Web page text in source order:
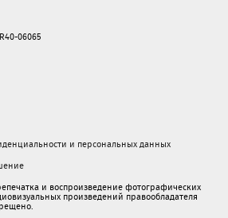
06065
и персональных данных
и воспроизведение фотографических
произведений правообладателя